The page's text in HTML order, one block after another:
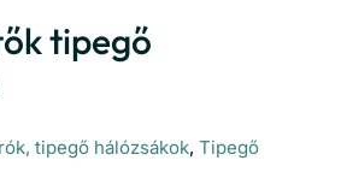
tipegő
tipegő hálózsákok, Tipegő